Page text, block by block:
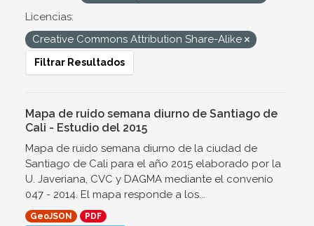
Licencias:
Creative Commons Attribution Share-Alike
Filtrar Resultados
Mapa de ruido semana diurno de Santiago de
Cali - Estudio del 2015
Mapa de ruido semana diurno de la ciudad de
Santiago de Cali para el año 2015 elaborado por la
U. Javeriana, CVC y DAGMA mediante el convenio
047 - 2014. El mapa responde a los...
GeoJSON
PDF